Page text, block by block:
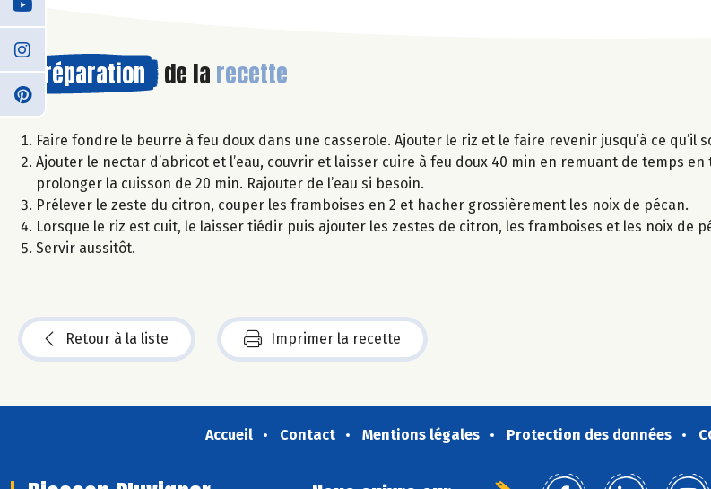
Préparation de la recette
Faire fondre le beurre à feu doux dans une casserole. Ajouter le riz et le faire revenir jusqu’à ce qu’il
Ajouter le nectar d’abricot et l’eau, couvrir et laisser cuire à feu doux 40 min en remuant de temps
prolonger la cuisson de 20 min. Rajouter de l’eau si besoin.
Prélever le zeste du citron, couper les framboises en 2 et hacher grossièrement les noix de pécan.
Lorsque le riz est cuit, le laisser tiédir puis ajouter les zestes de citron, les framboises et les noix de
Servir aussitôt.
Retour à la liste Imprimer la recette
Accueil Contact Mentions légales Protection des données